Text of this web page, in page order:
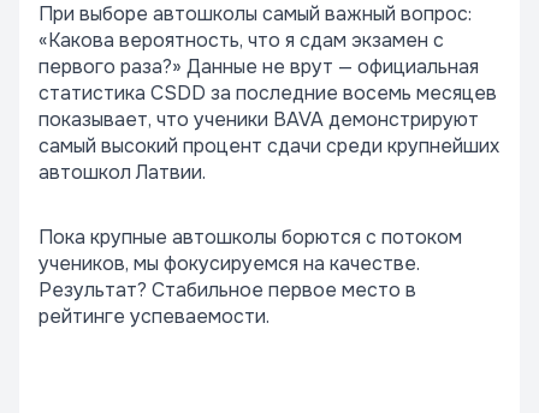
При выборе автошколы самый важный вопрос:
«Какова вероятность, что я сдам экзамен с
первого раза?» Данные не врут — официальная
статистика CSDD за последние восемь месяцев
показывает, что ученики BAVA демонстрируют
самый высокий процент сдачи среди крупнейших
автошкол Латвии.
Пока крупные автошколы борются с потоком
учеников, мы фокусируемся на качестве.
Результат? Стабильное первое место в
рейтинге успеваемости.